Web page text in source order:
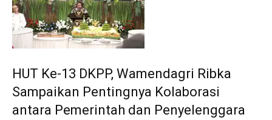
HUT Ke-13 DKPP, Wamendagri Ribka
Sampaikan Pentingnya Kolaborasi
antara Pemerintah dan Penyelenggara